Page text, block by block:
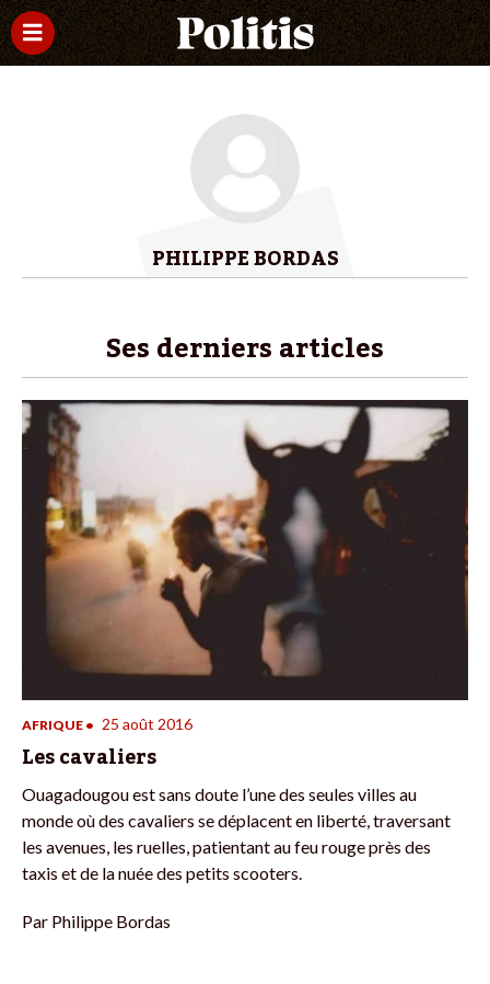
PHILIPPE BORDAS
Ses derniers articles
AFRIQUE • 25 août 2016
Les cavaliers
Ouagadougou est sans doute l’une des seules villes au
monde où des cavaliers se déplacent en liberté, traversant
les avenues, les ruelles, patientant au feu rouge près des
taxis et de la nuée des petits scooters.
Par Philippe Bordas